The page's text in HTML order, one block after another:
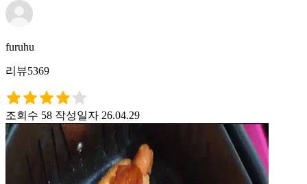
furuhu
리뷰5369
조회수 58 작성일자 26.04.29